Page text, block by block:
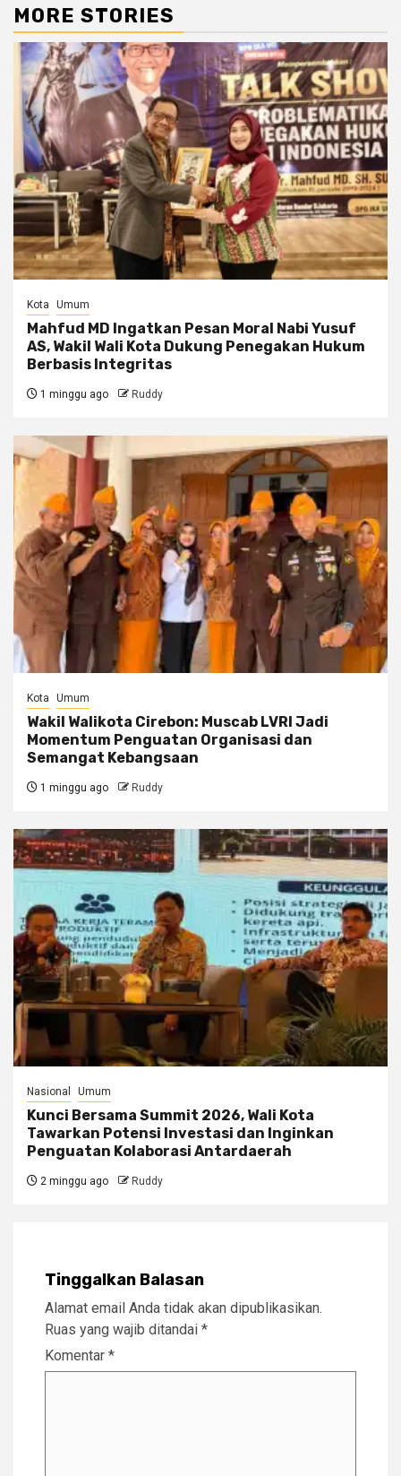
MORE STORIES
Kota Umum
Mahfud MD Ingatkan Pesan Moral Nabi Yusuf
AS, Wakil Wali Kota Dukung Penegakan Hukum
Berbasis Integritas
1 minggu ago Ruddy
Kota Umum
Wakil Walikota Cirebon: Muscab LVRI Jadi
Momentum Penguatan Organisasi dan
Semangat Kebangsaan
1 minggu ago Ruddy
Nasional Umum
Kunci Bersama Summit 2026, Wali Kota
Tawarkan Potensi Investasi dan Inginkan
Penguatan Kolaborasi Antardaerah
2 minggu ago Ruddy
Tinggalkan Balasan
Alamat email Anda tidak akan dipublikasikan.
Ruas yang wajib ditandai *
Komentar *